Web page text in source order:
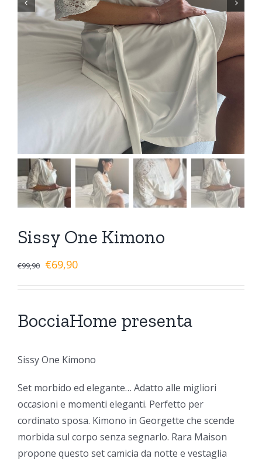
 
Sissy One Kimono
€99,90 €69,90
BocciaHome presenta
Sissy One Kimono
Set morbido ed elegante… Adatto alle migliori
occasioni e momenti eleganti. Perfetto per
cordinato sposa. Kimono in Georgette che scende
morbida sul corpo senza segnarlo. Rara Maison
propone questo set camicia da notte e vestaglia